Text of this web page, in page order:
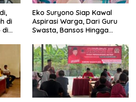
di
di
Eko Suryono Siap Kawal
Aspirasi Warga, Dari Guru
Swasta, Bansos Hingga